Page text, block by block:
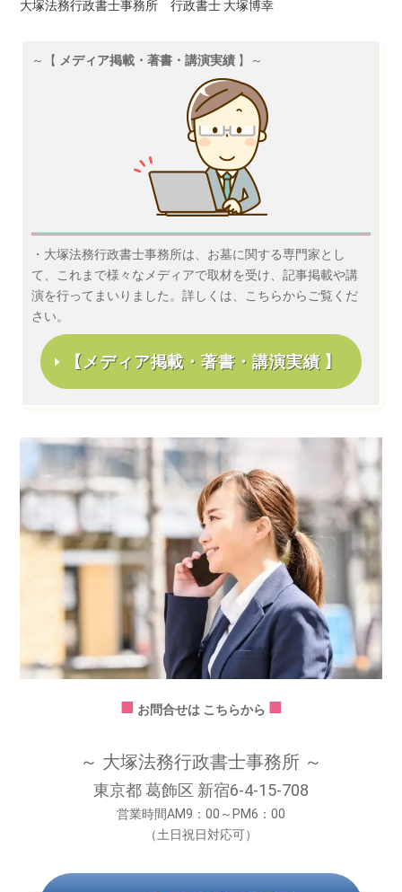
大塚法務行政書士事務所 行政書士 大塚博幸
～【 メディア掲載・著書・講演実績 】～
・大塚法務行政書士事務所は、お墓に関する専門家とし
て、これまで様々なメディアで取材を受け、記事掲載や講
演を行ってまいりました。詳しくは、こちらからご覧くだ
さい。
【メディア掲載・著書・講演実績 】
■ お問合せは こちらから ■
～ 大塚法務行政書士事務所 ～
東京都 葛飾区 新宿6-4-15-708
営業時間AM9：00～PM6：00
（土日祝日対応可）